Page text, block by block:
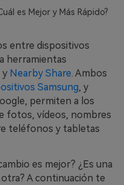
de Datos de un
fotos, música,
y otros tipos de
teléfono a otro y a la
es Mejor y Más Rápido?
entre dispositivos
herramientas
y Nearby Share. Ambos
Samsung, y
permiten a los
fotos, vídeos, nombres
teléfonos y tabletas
es mejor? ¿Es una
otra? A continuación te